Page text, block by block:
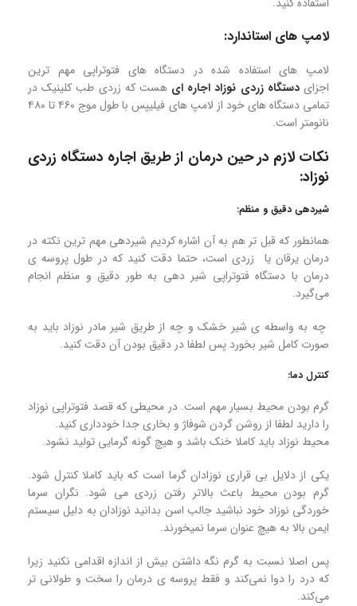
لامپ های استاندارد:
لامپ های استفاده شده در دستگاه های فتوتراپی مهم ترین
اجزایدستگاه زردی نوزاد اجاره ای هست که زردی طب کلینیک در
تمامی دستگاه های خود از لامپ های فیلیپس با طول موج ۴۶۰ تا ۴۸۰
نانومتر است.
نکات لازم در حین درمان از طریق اجاره دستگاه زردی
نوزاد:
شیردهی دقیق و منظم:
همانطور که قبل تر هم به آن اشاره کردیم شیردهی مهم ترین نکته در
درمان یرقان یا زردی است، حتما دقت کنید که در طول پروسه ی
درمان با دستگاه فتوتراپی شیر دهی به طور دقیق و منظم انجام
می‌گیرد.
چه به واسطه ی شیر خشک و چه از طریق شیر مادر نوزاد باید به
صورت کامل شیر بخورد پس لطفا در دقیق بودن آن دقت کنید.
کنترل دما:
گرم بودن محیط بسیار مهم است. در محیطی که قصد فتوتراپی نوزاد
را دارید لطفا از روشن گردن شوفاژ و بخاری جدا خودداری کنید.
محیط نوزاد باید کاملا خنک باشد و هیچ گونه گرمایی تولید نشود.
یکی از دلایل بی قراری نوزادان گرما است که باید کاملا کنترل شود.
گرم بودن محیط باعث بالاتر رفتن زردی می شود. نگران سرما
خوردگی نوزاد خود نباشید جالب اسن بدانید نوزادان به دلیل سیستم
ایمن بالا به هیچ عنوان سرما نمیخورند.
پس اصلا نسبت به گرم نگه داشتن بیش از اندازه اقدامی نکنید زیرا
که درد را دوا نمی‌کند و فقط پروسه ی درمان را سخت و طولانی تر
می‌کند.